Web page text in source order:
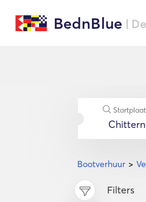
BednBlue |
Bootverhuur
Filters